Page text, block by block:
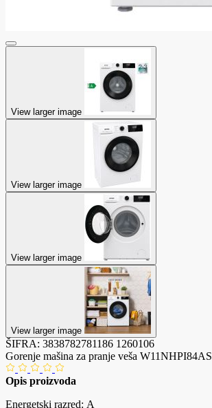
View larger image
View larger image
View larger image
View larger image
ŠIFRA: 3838782781186 1260106
Gorenje mašina za pranje veša W11NHPI84AS
Opis proizvoda
Energetski razred: A